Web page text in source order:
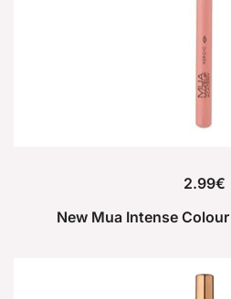
2.99€
New Mua Intense